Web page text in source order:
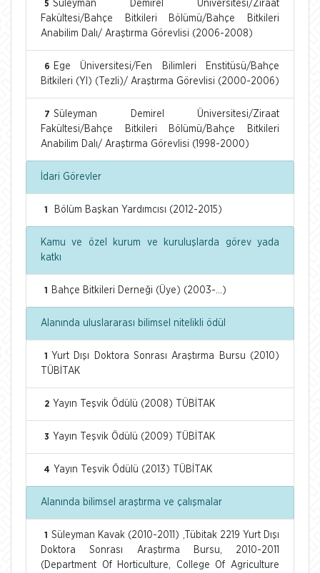
5 Süleyman Demirel Üniversitesi/Ziraat
Fakültesi/Bahçe Bitkileri Bölümü/Bahçe Bitkileri
Anabilim Dalı/ Araştırma Görevlisi (2006-2008)
6
Ege Üniversitesi/Fen Bilimleri Enstitüsü/Bahçe
Bitkileri (Yl) (Tezli)/ Araştırma Görevlisi (2000-2006)
7 Süleyman Demirel Üniversitesi/Ziraat
Fakültesi/Bahçe Bitkileri Bölümü/Bahçe Bitkileri
Anabilim Dalı/ Araştırma Görevlisi (1998-2000)
İdari Görevler
1 Bölüm Başkan Yardımcısı (2012-2015)
Kamu ve özel kurum ve kuruluşlarda görev yada
katkı
1 Bahçe Bitkileri Derneği (Üye) (2003-...)
Alanında uluslararası bilimsel nitelikli ödül
1
Yurt Dışı Doktora Sonrası Araştırma Bursu (2010)
TÜBİTAK
2 Yayın Teşvik Ödülü (2008) TÜBİTAK
3 Yayın Teşvik Ödülü (2009) TÜBİTAK
4 Yayın Teşvik Ödülü (2013) TÜBİTAK
Alanında bilimsel araştırma ve çalışmalar
1
Süleyman Kavak (2010-2011) ,Tübitak 2219 Yurt Dışı
Doktora Sonrası Araştırma Bursu, 2010-2011
(Department Of Horticulture, College Of Agriculture